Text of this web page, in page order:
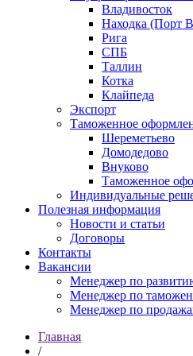
Владивосток
Находка (Порт
Рига
СПБ
Таллин
Котка
Клайпеда
Экспорт
Таможенное
Шереметьево
Домодедово
Внуково
Таможенное
Индивидуальные
Полезная информация
Новости и статьи
Договоры
Контакты
Вакансии
Менеджер по
Менеджер по
Менеджер по
Главная
/